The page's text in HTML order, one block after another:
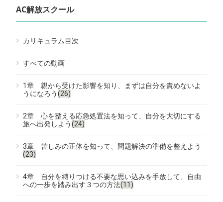
AC解放スクール
カリキュラム目次
すべての動画
1章 親から受けた影響を知り、まずは自分を責めないよ
うになろう(26)
2章 心を整える応急処置法を知って、自分を大切にする
旅へ出発しよう(24)
3章 苦しみの正体を知って、問題解決の準備を整えよう
(23)
4章 自分を縛りつける不要な思い込みを手放して、自由
への一歩を踏み出す３つの方法(11)